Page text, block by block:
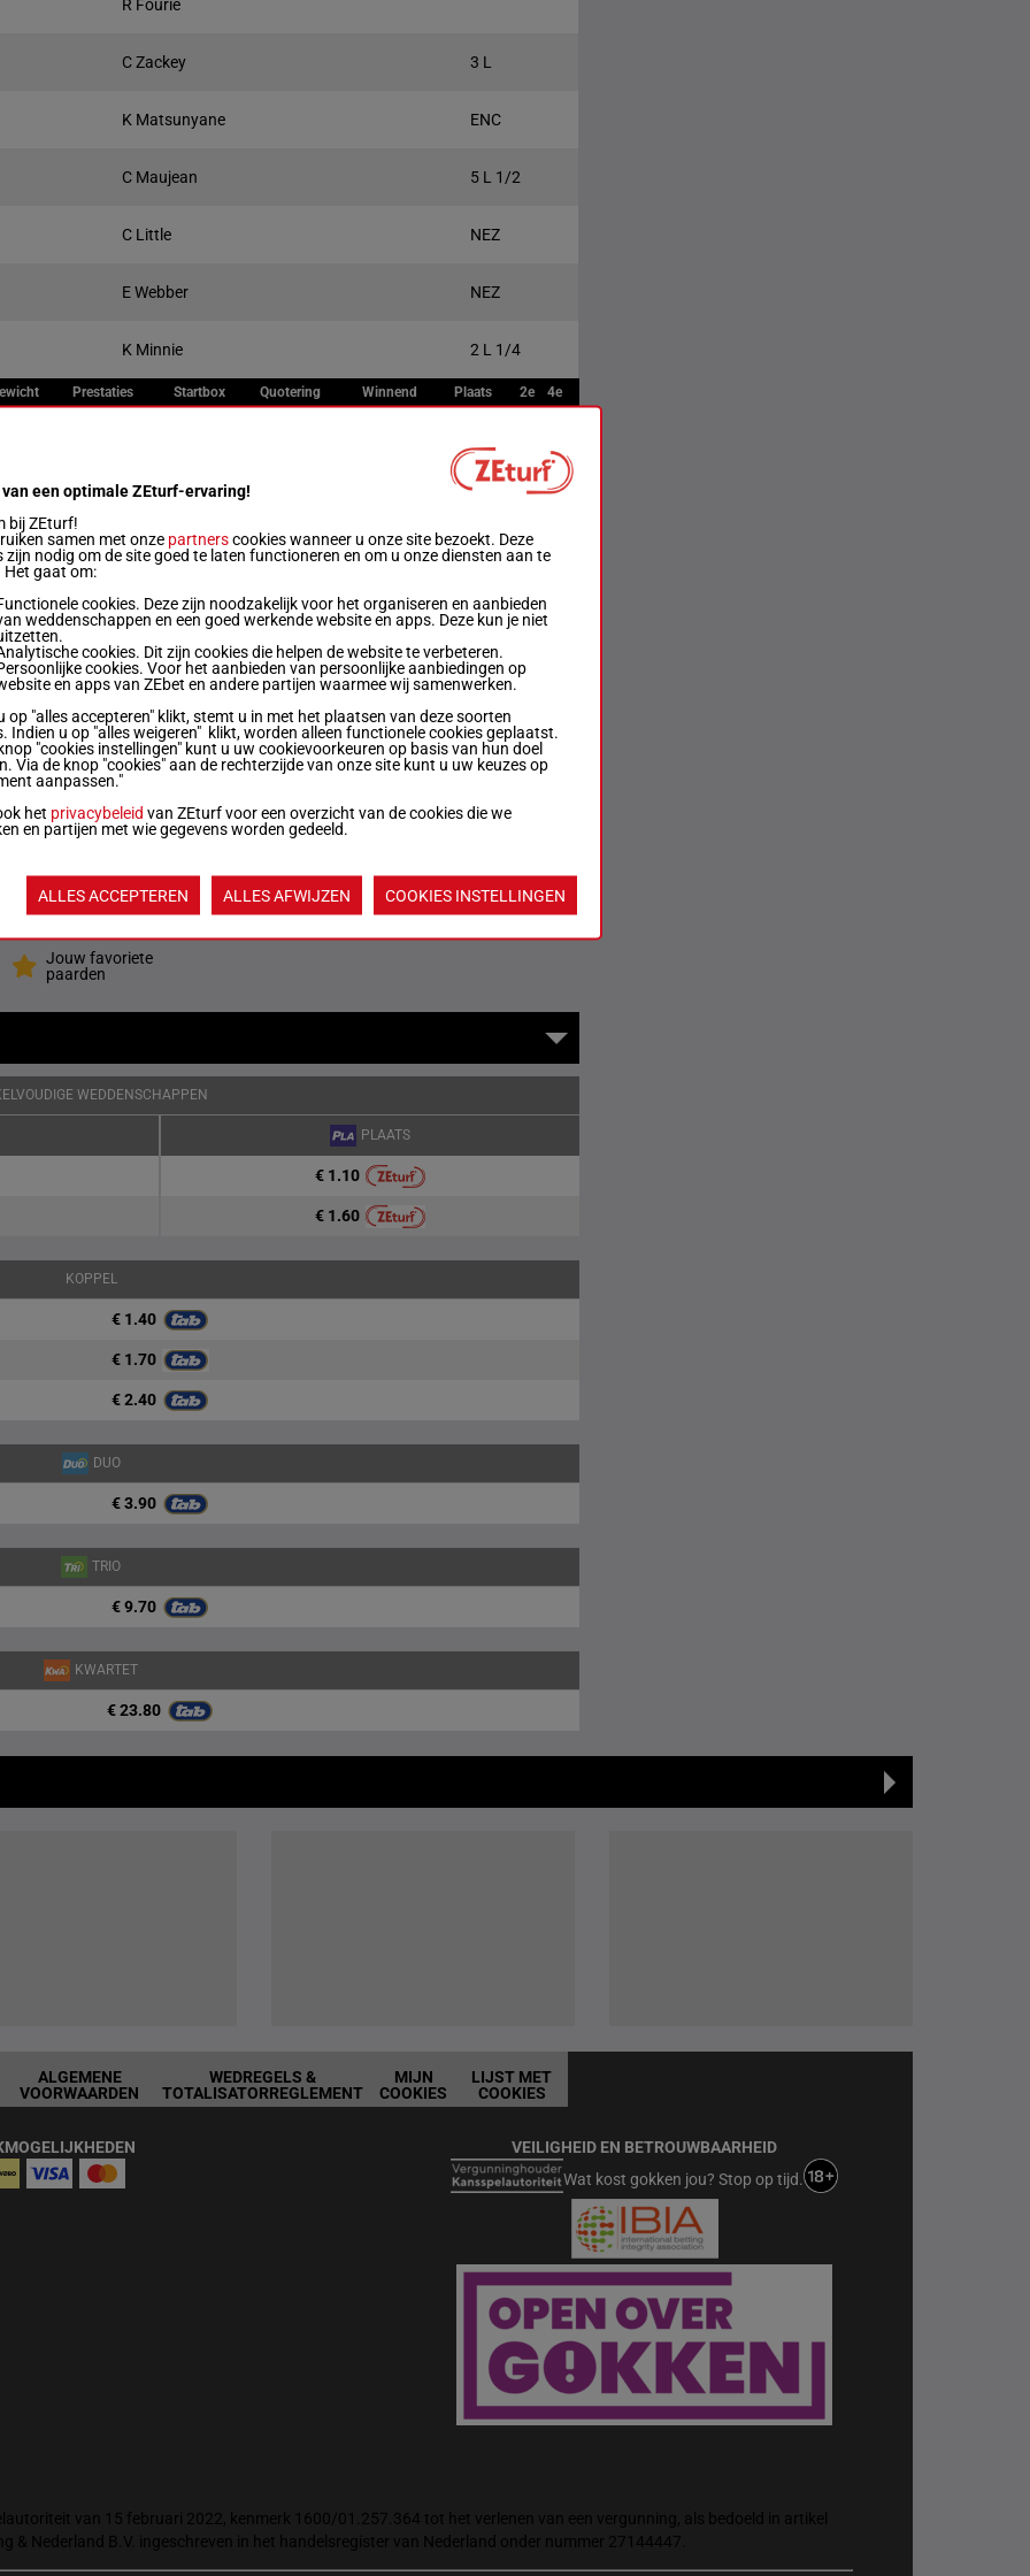
R Fourie
C Zackey 3 L
K Matsunyane ENC
C Maujean 5 L 1/2
C Little NEZ
E Webber NEZ
K Minnie 2 L 1/4
Prestaties Startbox Quotering Winnend Plaats 2e
4e
kg 4
kg
kg 4p 3
kg 6
Quoteringen verversen
Jouw favoriete
paarden
WEDDENSCHAPPEN
PLAATS
€ 1.10
€ 1.60
KOPPEL
€ 1.40
€ 1.70
€ 2.40
DUO
€ 3.90
TRIO
€ 9.70
KWARTET
€ 23.80
ALGEMENE
VOORWAARDEN
WEDREGELS &
TOTALISATORREGLEMENT
MIJN
COOKIES
LIJST MET
COOKIES
VEILIGHEID EN BETROUWBAARHEID
Wat kost gokken jou? Stop op tijd.
van 15 februari 2022, kenmerk 1600/01.257.364 tot het verlenen van een vergunning, als bedoeld in artikel
& Nederland B.V. ingeschreven in het handelsregister van Nederland onder nummer 27144447.
een optimale ZEturf-ervaring!
bij ZEturf!
samen met onze partnerscookies wanneer u onze site bezoekt. Deze
zijn nodig om de site goed te laten functioneren en om u onze diensten aan te
Het gaat om:
cookies. Deze zijn noodzakelijk voor het organiseren en aanbieden
weddenschappen en een goed werkende website en apps. Deze kun je niet
cookies. Dit zijn cookies die helpen de website te verbeteren.
cookies. Voor het aanbieden van persoonlijke aanbiedingen op
en apps van ZEbet en andere partijen waarmee wij samenwerken.
op "alles accepteren" klikt, stemt u in met het plaatsen van deze soorten
Indien u op "alles weigeren" klikt, worden alleen functionele cookies geplaatst.
"cookies instellingen" kunt u uw cookievoorkeuren op basis van hun doel
Via de knop "cookies" aan de rechterzijde van onze site kunt u uw keuzes op
aanpassen."
het privacybeleid van ZEturf voor een overzicht van de cookies die we
en partijen met wie gegevens worden gedeeld.
ALLES ACCEPTEREN ALLES AFWIJZEN COOKIES INSTELLINGEN